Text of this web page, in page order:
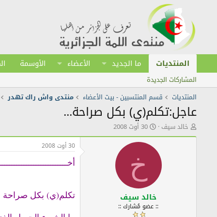
المنتديات ما الجديد الأعضاء الأوسمة
المشاركات الجديدة
المنتديات
قسم المنتسبين - بيت الأعضاء منتدى واش راك تهدر
عاجل:تكلم(ي) بكل صراحة...
ك
ا
خالد سيف ت
ا
ر
خ
ل
ن
ش
ر
30 أوت 2008
خ
خالد سيف
:: عضو مُشارك ::
30 أوت 2008
تكلم(ي) بكل صراحة